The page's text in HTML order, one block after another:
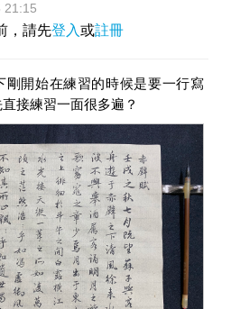
21:15
，請先登入或註冊
剛開始在練習的時候是要一行寫
接練習一面很多遍？